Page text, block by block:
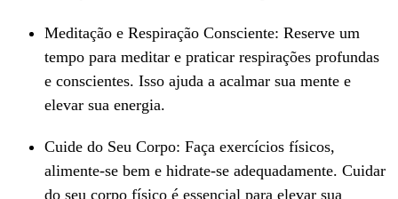
Meditação e Respiração Consciente: Reserve um
tempo para meditar e praticar respirações profundas
e conscientes. Isso ajuda a acalmar sua mente e
elevar sua energia.
Cuide do Seu Corpo: Faça exercícios físicos,
alimente-se bem e hidrate-se adequadamente. Cuidar
do seu corpo físico é essencial para elevar sua